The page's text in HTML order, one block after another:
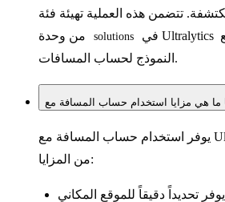
solutions
النموذج لحساب المسافات.
يوفر استخدام حساب المسافة مع Ultralytics YOLO26 العديد
من المزايا:
يوفر تحديداً دقيقاً للموقع المكاني